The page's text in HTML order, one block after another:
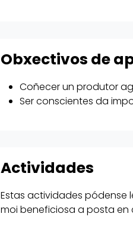
Obxectivos de
Coñecer un produtor
Ser conscientes da
Actividades
Estas actividades pódense
moi beneficiosa a posta